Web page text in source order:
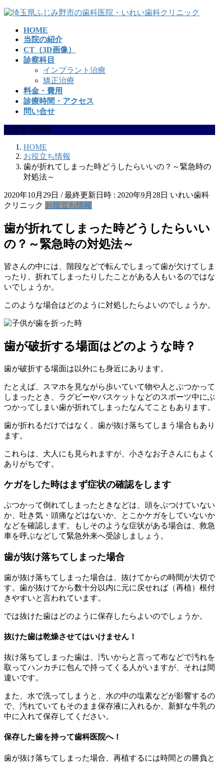
コ
ナ
HOME
当院の紹介
CT（3D画像）
診察科目
インプラント治療
矯正治療
料金・費用
診療時間・アクセス
問い合せ
お役立ち情報
HOME
お役立ち情報
歯が折れてしまった時どうしたらいいの？～緊急時の
対処法～
2020年10月29日 / 最終更新日時 : 2020年9月28日 いれい歯科
クリニック お役立ち情報
歯が折れてしまった時どうしたらいい
の？～緊急時の対処法～
皆さんの中には、階段などで転んでしまって歯が欠けてしま
ったり、折れてしまったりしたことがある人もいるのではな
いでしょうか。
このような場合はどのように対処したらよいのでしょうか。
歯が破折する場面はどのような時？
歯が破折する場面は以外にも身近にあります。
たとえば、スマホを見ながら歩いていて物や人とぶつかって
しまったとき、ラグビーやバスケットなどのスポーツ中にぶ
つかってしまい歯が折れてしまったなんてこともあります。
歯が折れるだけではなく、歯が抜け落ちてしまう場合もあり
ます。
これらは、大人にも見られますが、小さなお子さんにもよく
ありがちです。
ケガをした時はまず症状の確認をします
ぶつかって倒れてしまったときなどは、頭をぶつけていない
か、吐き気・頭痛などはないか、とこかケガをしていないか
などを確認します。もしそのような症状がある場合は、救急
車を呼ぶなどして緊急外来へ受診しましょう。
歯が抜け落ちてしまった場合
歯が抜け落ちてしまった場合は、抜けてからの時間が大切で
す。歯が抜けてから数十分以内に元に戻せれば（再植）根付
きやすいと言われています。
では抜けた歯はどのように保存したらよいのでしょうか。
抜けた歯は乾燥させてはいけません！
抜け落ちてしまった歯は、汚いからと言って布などで汚れを
取ってハンカチに包んで持ってくる人がいますが、それは間
違いです。
また、水で洗ってしまうと、水の中の塩素などが影響するの
で、汚れていてもそのまま保存液に入れるか、新鮮な牛乳の
中に入れて保存してください。
保存した歯を持って歯科医院へ！
歯が抜け落ちてしまった場合、再植するには時間との勝負と